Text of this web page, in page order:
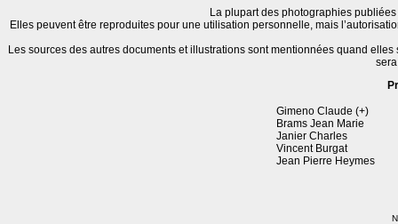
La plupart des photographies
Elles peuvent être reproduites pour une utilisation personnelle, mais
Les sources des autres documents et illustrations sont mentionnées quand
Gimeno Claude (+)
Brams Jean Marie
Janier Charles
Vincent Burgat
Jean Pierre Heymes